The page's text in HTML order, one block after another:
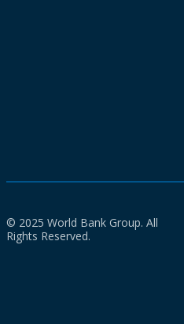
© 2025 World Bank Group. All
Rights Reserved.